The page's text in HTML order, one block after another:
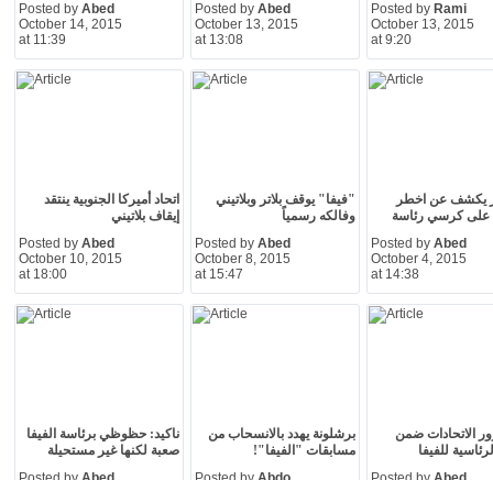
Posted by Abed
October 14, 2015
at 11:39
Posted by Abed
October 13, 2015
at 13:08
Posted by Rami
October 13, 2015
at 9:20
اتحاد أميركا الجنوبية ينتقد
إيقاف بلاتيني
Posted by Abed
October 10, 2015
at 18:00
"فيفا" يوقف بلاتر وبلاتيني
وفالكه رسمياً
Posted by Abed
October 8, 2015
at 15:47
يكشف عن اخطر
كرسي رئاسة
Posted by Abed
October 4, 2015
at 14:38
ناكيد: حظوظي برئاسة الفيفا
صعبة لكنها غير مستحيلة
برشلونة يهدد بالانسحاب من
مسابقات "الفيفا"!
الاتحادات ضمن
للفيفا